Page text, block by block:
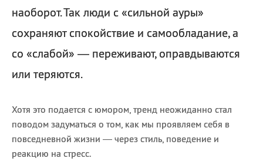
наоборот. Так люди с «сильной ауры»
сохраняют спокойствие и самообладание, а
со «слабой» — переживают, оправдываются
или теряются.
Хотя это подается с юмором, тренд неожиданно стал
поводом задуматься о том, как мы проявляем себя в
повседневной жизни — через стиль, поведение и
реакцию на стресс.